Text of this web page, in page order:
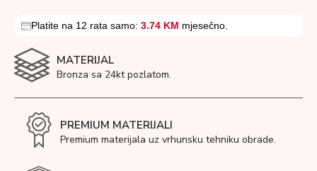
Platite na 12 rata samo: 3.74 KM mjesečno.
MATERIJAL
Bronza sa 24kt pozlatom.
PREMIUM MATERIJALI
Premium materijala uz vrhunsku tehniku obrade.